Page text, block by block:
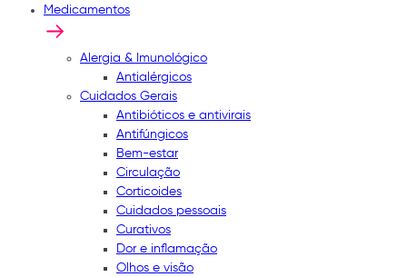
Medicamentos
Alergia & Imunológico
Antialérgicos
Cuidados Gerais
Antibióticos e antivirais
Antifúngicos
Bem-estar
Circulação
Corticoides
Cuidados pessoais
Curativos
Dor e inflamação
Olhos e visão